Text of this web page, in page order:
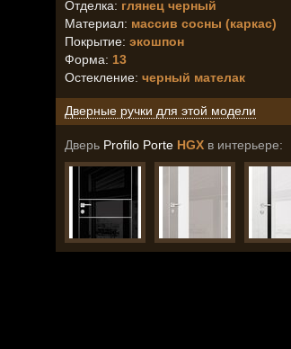
Отделка: глянец черный
Материал: массив сосны (каркас)
Покрытие: экошпон
Форма: 13
Остекление: черный мателак
Дверные ручки для этой модели
Дверь Profilo Porte HGX в интерьере: